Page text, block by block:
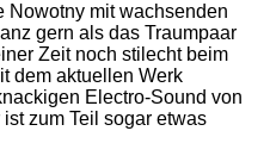
Nowotny mit wachsenden
gern als das Traumpaar
Zeit noch stilecht beim
dem aktuellen Werk
Electro-Sound von
zum Teil sogar etwas